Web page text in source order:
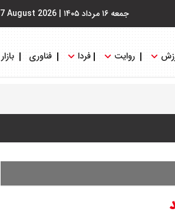
جمعه ۱۶ مرداد ۱۴۰۵ |
7 August 2026
روایت فردا فناوری بازار